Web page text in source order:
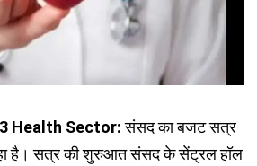
Health Sector:संसद का बजट सत्र
है। सत्र की शुरुआत संसद के सेंट्रल हॉल